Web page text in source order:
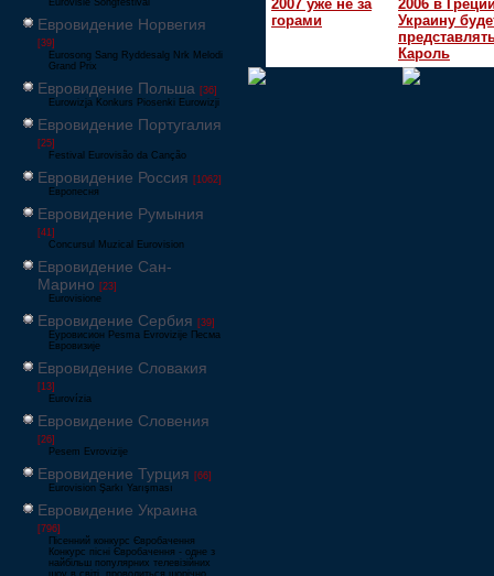
Eurovisie Songfestival
Евровидение Норвегия
[39]
Eurosong Sang Ryddesalg Nrk Melodi
Grand Prix
Евровидение Польша [36]
Eurowizja Konkurs Piosenki Eurowizji
Евровидение Португалия
[25]
Festival Eurovisão da Canção
Евровидение Россия [1062]
Европесня
Евровидение Румыния
[41]
Concursul Muzical Eurovision
Евровидение Сан-
Марино [23]
Eurovisione
Евровидение Сербия [39]
Еуровисион Pesma Evrovizije Песма
Евровизије
Евровидение Словакия
[13]
Eurovízia
Евровидение Словения
[26]
Pesem Evrovizije
Евровидение Турция [66]
Eurovision Şarkı Yarışması
Евровидение Украина
[796]
Пісенний конкурс Євробачення
Конкурс пісні Євробачення - одне з
найбільш популярних телевізійних
шоу в світі, проводиться щорічно,
2007 уже не за
горами
2006 в
Украину
Кароль